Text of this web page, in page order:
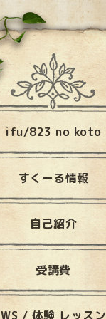
ifu/823 no koto
すくーる情報
自己紹介
受講費
WS / 体験 レッスン